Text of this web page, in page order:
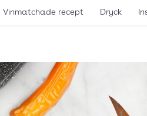
Vinmatchade recept Dryck